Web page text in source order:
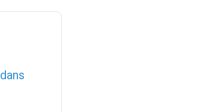
dans